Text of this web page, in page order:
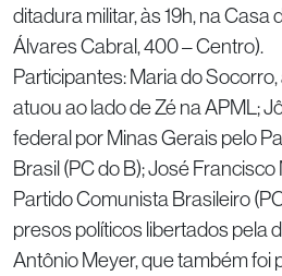
ditadura militar, às 19h, na Casa
Álvares Cabral, 400 – Centro).
Participantes: Maria do Socorro,
atuou ao lado de Zé na APML;
federal por Minas Gerais pelo
Brasil (PC do B); José
Partido Comunista Brasileiro
presos políticos libertados pela
Antônio Meyer, que também foi